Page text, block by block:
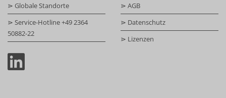
⋗ Globale Standorte
⋗ Service-Hotline +49 2364
50882-22
⋗ AGB
⋗ Datenschutz
⋗ Lizenzen